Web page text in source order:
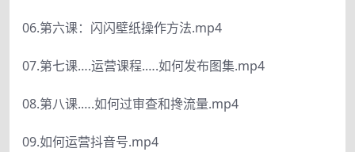
06.第六课：闪闪壁纸操作方法.mp4
07.第七课….运营课程.….如何发布图集.mp4
08.第八课.….如何过审查和搀流量.mp4
09.如何运营抖音号.mp4